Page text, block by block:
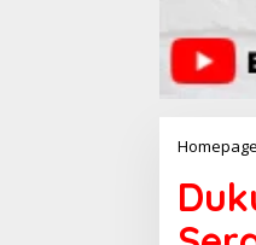
Homepage